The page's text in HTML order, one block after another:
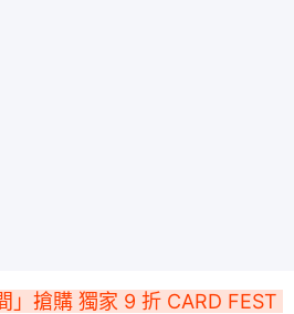
」搶購 獨家 9 折 CARD FEST